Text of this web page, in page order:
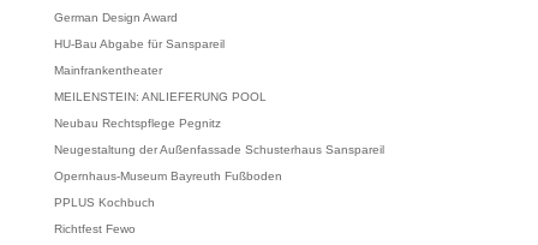
German Design Award
HU-Bau Abgabe für Sanspareil
Mainfrankentheater
MEILENSTEIN: ANLIEFERUNG POOL
Neubau Rechtspflege Pegnitz
Neugestaltung der Außenfassade Schusterhaus Sanspareil
Opernhaus-Museum Bayreuth Fußboden
PPLUS Kochbuch
Richtfest Fewo